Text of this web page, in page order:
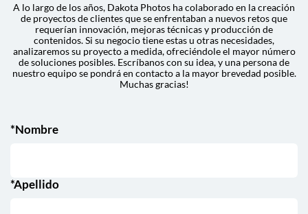
A lo largo de los años, Dakota Photos ha colaborado en la creación
de proyectos de clientes que se enfrentaban a nuevos retos que
requerían innovación, mejoras técnicas y producción de
contenidos. Si su negocio tiene estas u otras necesidades,
analizaremos su proyecto a medida, ofreciéndole el mayor número
de soluciones posibles. Escríbanos con su idea, y una persona de
nuestro equipo se pondrá en contacto a la mayor brevedad posible.
Muchas gracias!
*Nombre
*Apellido